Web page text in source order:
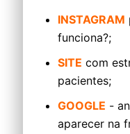
INSTAGRAM
funciona?;
SITE com
pacientes;
GOOGLE -
aparecer na